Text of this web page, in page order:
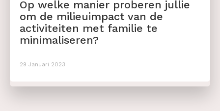
Op welke manier proberen jullie
om de milieuimpact van de
activiteiten met familie te
minimaliseren?
29 Januari 2023